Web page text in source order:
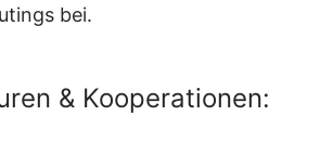
bei.
& Kooperationen: